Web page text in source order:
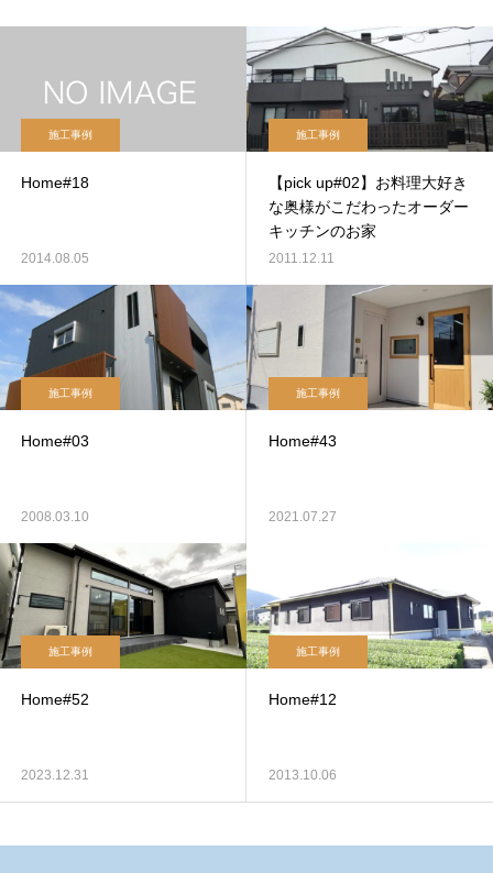
施工事例
Home#18
2014.08.05
施工事例
【pick up#02】お料理大好き
な奥様がこだわったオーダー
キッチンのお家
2011.12.11
施工事例
Home#03
2008.03.10
施工事例
Home#43
2021.07.27
施工事例
Home#52
2023.12.31
施工事例
Home#12
2013.10.06